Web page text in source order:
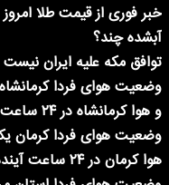
آبشده چند؟
توافق مکه علیه ایران
و هوا کرمانشاه در ۲۴ ساعت آینده + هواشناسی کرمانشاه
هوا کرمان در ۲۴ ساعت آینده + هواشناسی کرمان